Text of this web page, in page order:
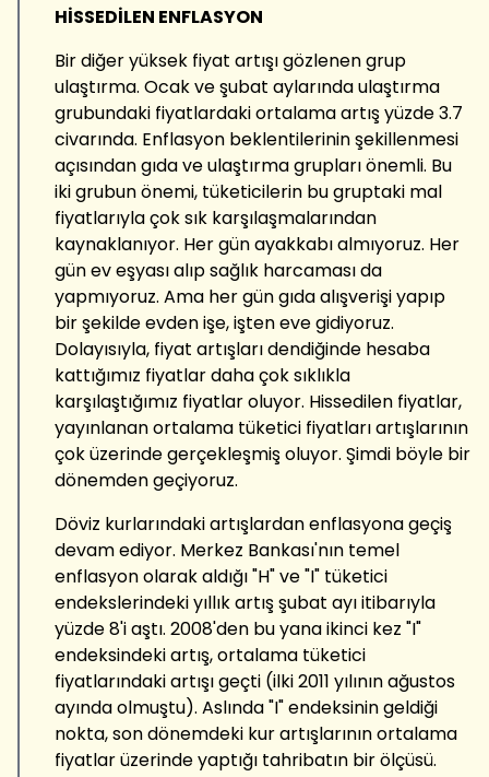
HİSSEDİLEN ENFLASYON
Bir diğer yüksek fiyat artışı gözlenen grup
ulaştırma. Ocak ve şubat aylarında ulaştırma
grubundaki fiyatlardaki ortalama artış yüzde 3.7
civarında. Enflasyon beklentilerinin şekillenmesi
açısından gıda ve ulaştırma grupları önemli. Bu
iki grubun önemi, tüketicilerin bu gruptaki mal
fiyatlarıyla çok sık karşılaşmalarından
kaynaklanıyor. Her gün ayakkabı almıyoruz. Her
gün ev eşyası alıp sağlık harcaması da
yapmıyoruz. Ama her gün gıda alışverişi yapıp
bir şekilde evden işe, işten eve gidiyoruz.
Dolayısıyla, fiyat artışları dendiğinde hesaba
kattığımız fiyatlar daha çok sıklıkla
karşılaştığımız fiyatlar oluyor. Hissedilen fiyatlar,
yayınlanan ortalama tüketici fiyatları artışlarının
çok üzerinde gerçekleşmiş oluyor. Şimdi böyle bir
dönemden geçiyoruz.
Döviz kurlarındaki artışlardan enflasyona geçiş
devam ediyor. Merkez Bankası'nın temel
enflasyon olarak aldığı "H" ve "I" tüketici
endekslerindeki yıllık artış şubat ayı itibarıyla
yüzde 8'i aştı. 2008'den bu yana ikinci kez "I"
endeksindeki artış, ortalama tüketici
fiyatlarındaki artışı geçti (ilki 2011 yılının ağustos
ayında olmuştu). Aslında "I" endeksinin geldiği
nokta, son dönemdeki kur artışlarının ortalama
fiyatlar üzerinde yaptığı tahribatın bir ölçüsü.